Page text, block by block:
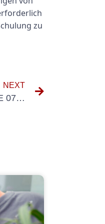
zu
NEXT
Verstehen der Bedeutung der Normen VDE 0701 und VDE 0702 für die elektrische Sicherheit